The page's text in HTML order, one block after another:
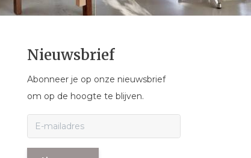
Nieuwsbrief
Abonneer je op onze nieuwsbrief
om op de hoogte te blijven.